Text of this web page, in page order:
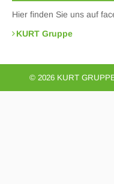
Hier finden Sie uns auf
KURT Gruppe
© 2026 KURT